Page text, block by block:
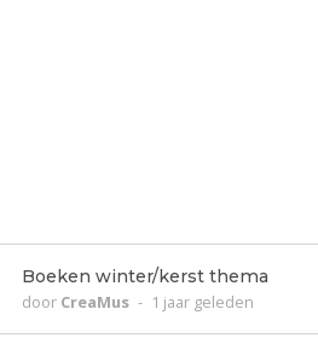
Boeken winter/kerst thema
door CreaMus - 1 jaar geleden